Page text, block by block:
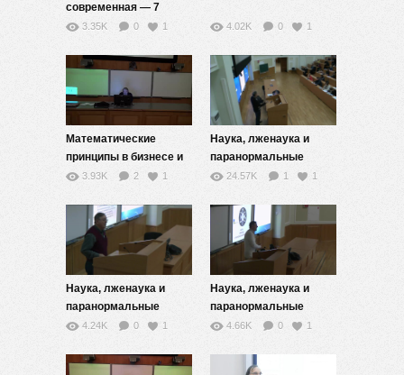
современная — 7
3.35K 0 1 4.02K 0 1
Математические
принципы в бизнесе и
экономике — 9
3.93K 2 1
Наука, лженаука и
паранормальные
верования — 5
24.57K 1 1
Наука, лженаука и
паранормальные
верования — 3
4.24K 0 1
Наука, лженаука и
паранормальные
верования — 1
4.66K 0 1